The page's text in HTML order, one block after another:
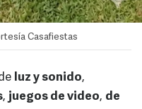
Casafiestas
luz y sonido,
, juegos de video, de